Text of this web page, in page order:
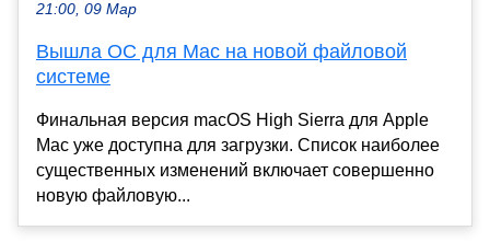
21:00, 09 Мар
Вышла ОС для Mac на новой файловой
системе
Финальная версия macOS High Sierra для Apple
Mac уже доступна для загрузки. Список наиболее
существенных изменений включает совершенно
новую файловую...